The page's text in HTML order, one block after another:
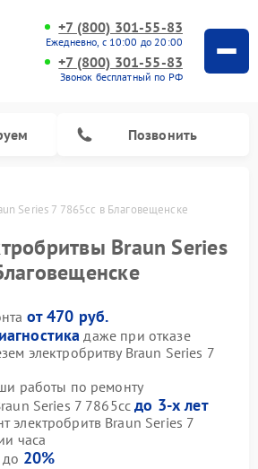
+7 (800) 301-55-83
Ежедневно, с 10:00 до 20:00
+7 (800) 301-55-83
Звонок бесплатный по РФ
Позвонить
Series 7 7865cc в Благовещенске
Braun Series
от 470 руб.
даже при отказе
электробритву Braun Series 7
работы по ремонту
Series 7 7865ccдо 3-х лет
электробритв Braun Series 7
часа
20%